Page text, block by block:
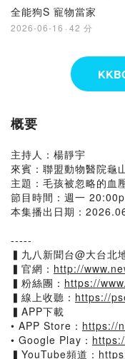
全能狗S 寵物當家
2026-06-16 · 42 分
概要
主持人：楊靜宇
來賓：聯盟動物醫院龜
主題：毛孩被忽略的血
節目時間：週一
本集播出日期：
-----
▍九八新聞台@大台北
▍官網： http://
▍粉絲團： https://
▍線上收聽： https://
▍APP下載
• APP Store： https://
• Google Play：
▍YouTube頻道：